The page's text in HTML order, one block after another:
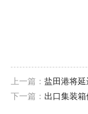
上一篇： 盐田港将
下一篇： 出口集装